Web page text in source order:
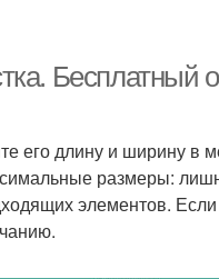
Бесплатный
его длину и ширину
размеры:
элементов.